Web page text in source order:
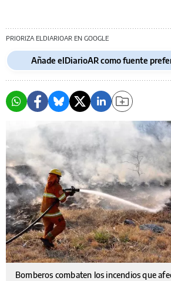
PRIORIZA ELDIARIOAR EN GOOGLE
Añade elDiarioAR como fuente
Bomberos combaten los incendios que